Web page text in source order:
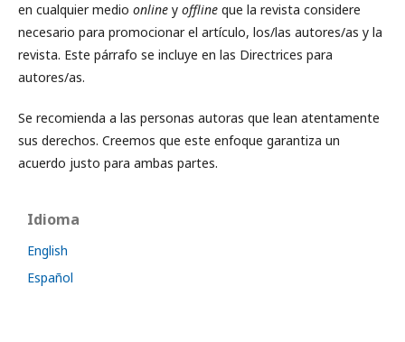
en cualquier medio online y offline que la revista considere
necesario para promocionar el artículo, los/las autores/as y la
revista. Este párrafo se incluye en las Directrices para
autores/as.
Se recomienda a las personas autoras que lean atentamente
sus derechos. Creemos que este enfoque garantiza un
acuerdo justo para ambas partes.
Idioma
English
Español